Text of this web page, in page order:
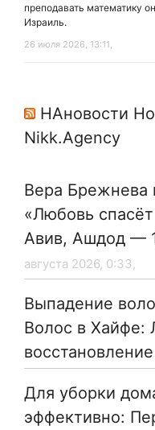
преподавать математику
Израиль.
26 июля 2026, 13:11,
НАновости
Nikk.Agency
Вера Брежнева
«Любовь
Авив, Ашдод —
августа 2026, 0:33,
Выпадение
Волос в Хайфе:
Для уборки
эффективно: